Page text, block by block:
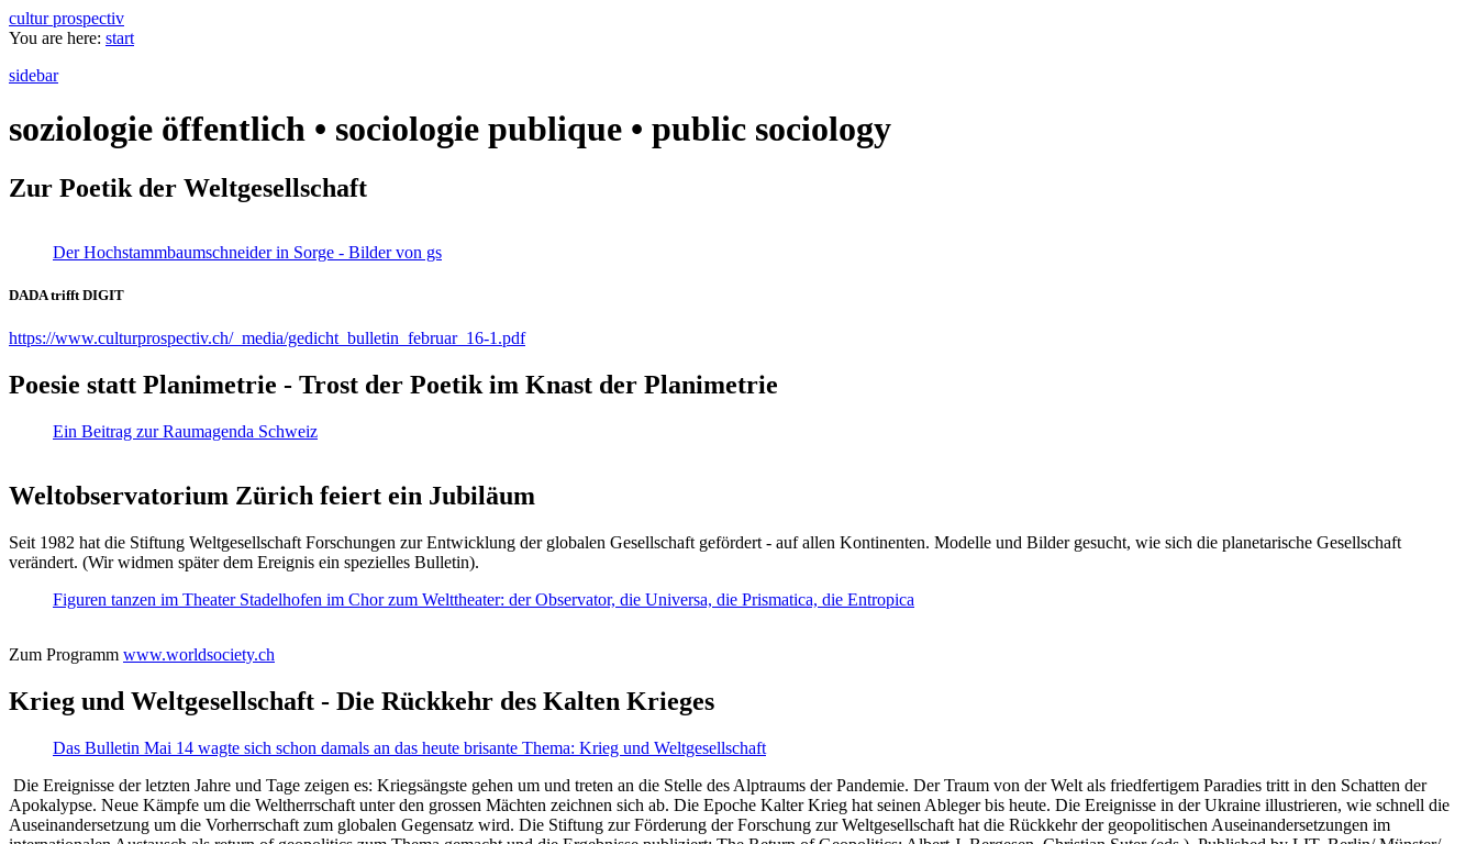
cultur prospectiv
You are here: start
sidebar
soziologie öffentlich • sociologie publique • public sociology
Zur Poetik der Weltgesellschaft
Der Hochstammbaumschneider in Sorge - Bilder von gs
DADA trifft DIGIT
https://www.culturprospectiv.ch/_media/gedicht_bulletin_februar_16-1.pdf
Poesie statt Planimetrie - Trost der Poetik im Knast der Planimetrie
Ein Beitrag zur Raumagenda Schweiz
Weltobservatorium Zürich feiert ein Jubiläum
Seit 1982 hat die Stiftung Weltgesellschaft Forschungen zur Entwicklung der globalen Gesellschaft gefördert - auf allen Kontinenten. Modelle und Bilder gesucht, wie sich die planetarische Gesellschaft
verändert. (Wir widmen später dem Ereignis ein spezielles Bulletin).
Figuren tanzen im Theater Stadelhofen im Chor zum Welttheater: der Observator, die Universa, die Prismatica, die Entropica
Zum Programm www.worldsociety.ch
Krieg und Weltgesellschaft - Die Rückkehr des Kalten Krieges
Das Bulletin Mai 14 wagte sich schon damals an das heute brisante Thema: Krieg und Weltgesellschaft
Die Ereignisse der letzten Jahre und Tage zeigen es: Kriegsängste gehen um und treten an die Stelle des Alptraums der Pandemie. Der Traum von der Welt als friedfertigem Paradies tritt in den Schatten der
Apokalypse. Neue Kämpfe um die Weltherrschaft unter den grossen Mächten zeichnen sich ab. Die Epoche Kalter Krieg hat seinen Ableger bis heute. Die Ereignisse in der Ukraine illustrieren, wie schnell die
Auseinandersetzung um die Vorherrschaft zum globalen Gegensatz wird. Die Stiftung zur Förderung der Forschung zur Weltgesellschaft hat die Rückkehr der geopolitischen Auseinandersetzungen im